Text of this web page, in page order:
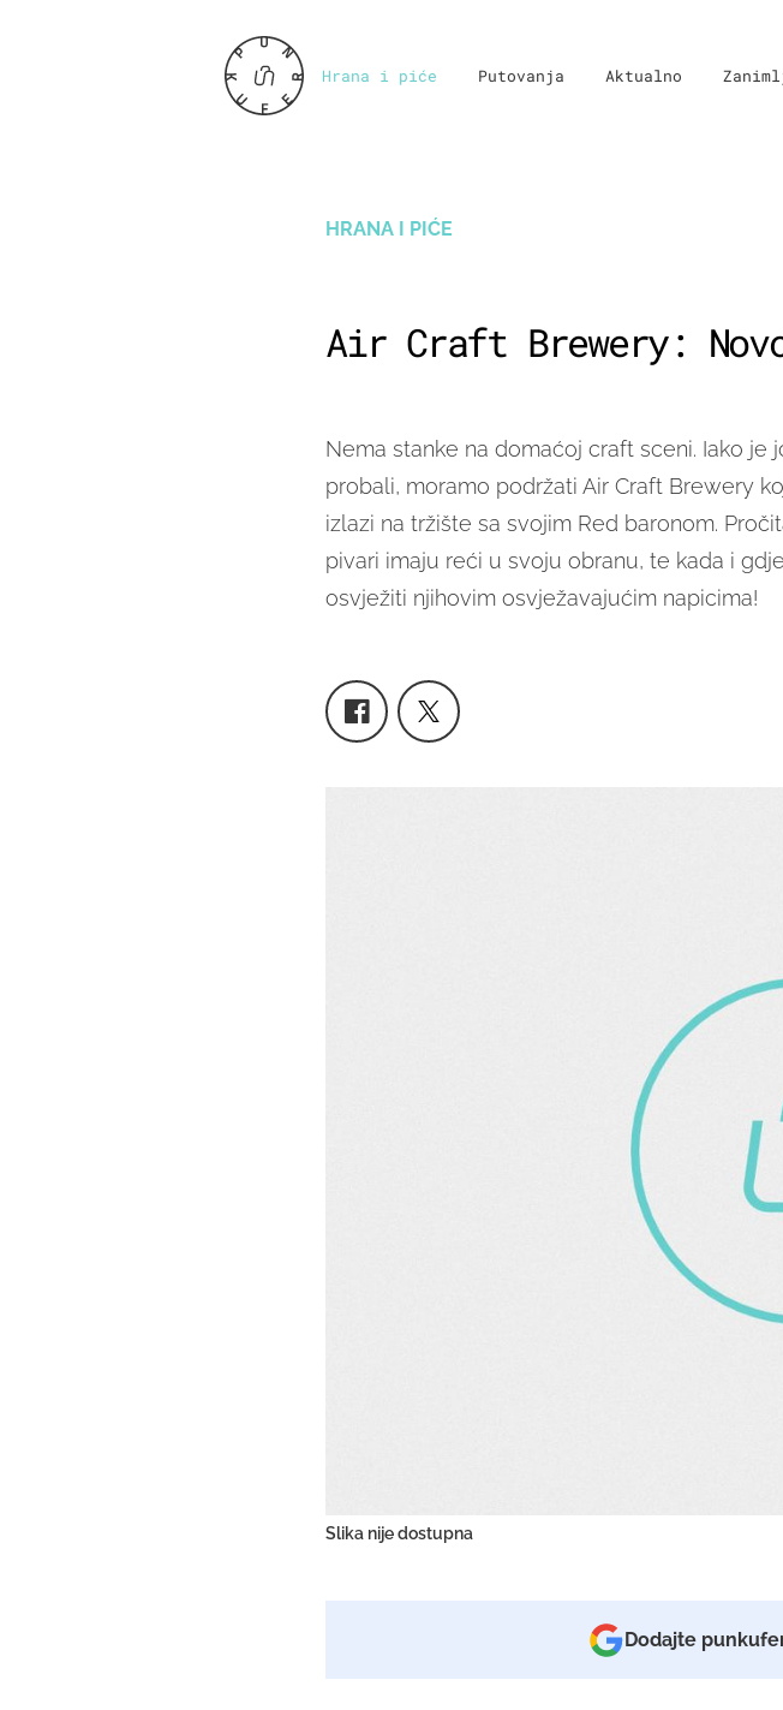
Hrana i piće Putovanja Aktualno
HRANA I PIĆE
Air Craft Brewery:
Nema stanke na domaćoj craft sceni. Iako je
probali, moramo podržati Air Craft Brewery
izlazi na tržište sa svojim Red baronom.
pivari imaju reći u svoju obranu, te kada i
osvježiti njihovim osvježavajućim napicima!
Slika nije dostupna
Dodajte